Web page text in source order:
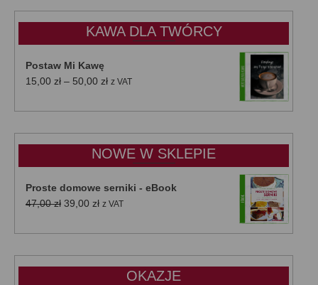
KAWA DLA TWÓRCY
Postaw Mi Kawę
15,00 zł – 50,00 złZakres
od
do
50,00 zł
z VAT
NOWE W SKLEPIE
Proste domowe serniki - eBook
47,00zł Pierwotna
wynosiła:
39,00 złAktualna
wynosi:
z VAT
OKAZJE